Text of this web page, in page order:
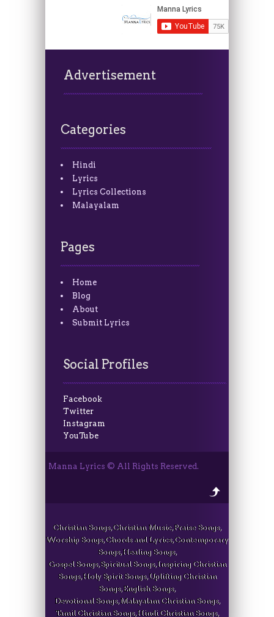
Advertisement
Categories
Hindi
Lyrics
Lyrics Collections
Malayalam
Pages
Home
Blog
About
Submit Lyrics
Social Profiles
Facebook
Twitter
Instagram
YouTube
Manna Lyrics © All Rights Reserved.
Christian Songs, Christian Music, Praise Songs,
Worship Songs, Chords and Lyrics, Contemporary
Songs, Healing Songs,
Gospel Songs, Spiritual Songs, Inspiring Christian
Songs, Holy Spirit Songs, Uplifting Christian
Songs, English Songs,
Devotional Songs, Malayalam Christian Songs,
Tamil Christian Songs, Hindi Christian Songs,